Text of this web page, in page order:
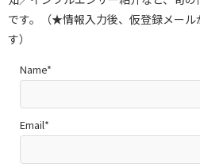
です。（★情報入力後、仮登録メー
す）
Name*
Email*